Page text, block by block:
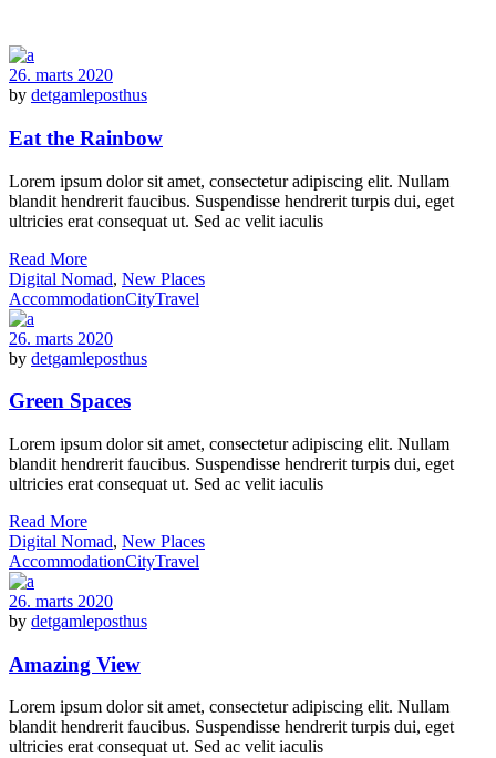
26. marts 2020
by detgamleposthus
Eat the Rainbow
Lorem ipsum dolor sit amet, consectetur adipiscing elit. Nullam
blandit hendrerit faucibus. Suspendisse hendrerit turpis dui, eget
ultricies erat consequat ut. Sed ac velit iaculis
Read More
Digital Nomad, New Places
AccommodationCityTravel
26. marts 2020
by detgamleposthus
Green Spaces
Lorem ipsum dolor sit amet, consectetur adipiscing elit. Nullam
blandit hendrerit faucibus. Suspendisse hendrerit turpis dui, eget
ultricies erat consequat ut. Sed ac velit iaculis
Read More
Digital Nomad, New Places
AccommodationCityTravel
26. marts 2020
by detgamleposthus
Amazing View
Lorem ipsum dolor sit amet, consectetur adipiscing elit. Nullam
blandit hendrerit faucibus. Suspendisse hendrerit turpis dui, eget
ultricies erat consequat ut. Sed ac velit iaculis